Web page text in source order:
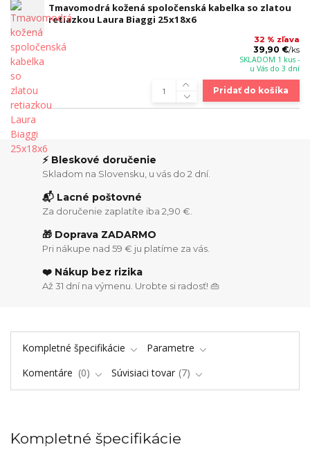
Tmavomodrá kožená spoločenská kabelka so zlatou
retiazkou Laura Biaggi 25x18x6
32 % zľava
39,90 €/ks
SKLADOM 1 kus -
u Vás do 3 dní
Pridať do košíka
⚡ Bleskové doručenie
Skladom na Slovensku, u vás do 2 dní.
📬 Lacné poštovné
Za doručenie zaplatíte iba 2,90 €.
🎁 Doprava ZADARMO
Pri nákupe nad 59 € ju platíme za vás.
❤️ Nákup bez rizika
Až 31 dní na výmenu. Urobte si radosť! 👜
Kompletné špecifikácie
Parametre
Komentáre
0 Súvisiaci tovar 7
Kompletné špecifikácie